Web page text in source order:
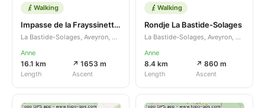
Walking
Impasse de la Frayssinette - Impasse de la Libaudié
La Bastide-Solages, Aveyron, Occitanie, FR
Anne
16.1 km
Length
↗ 1653 m
Ascent
Walking
Rondje La Bastide-Solages
La Bastide-Solages, Aveyron, Occitanie, FR
Anne
8.4 km
Length
↗ 860 m
Ascent